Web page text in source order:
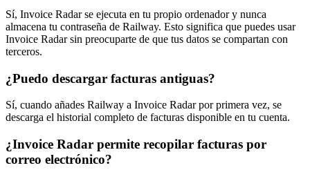
Sí, Invoice Radar se ejecuta en tu propio ordenador y nunca
almacena tu contraseña de Railway. Esto significa que puedes usar
Invoice Radar sin preocuparte de que tus datos se compartan con
terceros.
¿Puedo descargar facturas antiguas?
Sí, cuando añades Railway a Invoice Radar por primera vez, se
descarga el historial completo de facturas disponible en tu cuenta.
¿Invoice Radar permite recopilar facturas por
correo electrónico?